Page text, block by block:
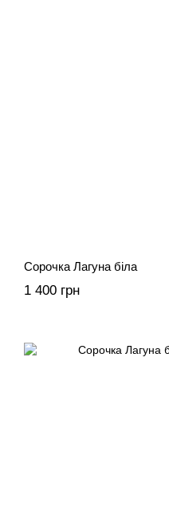
Сорочка Лагуна біла
1 400 грн